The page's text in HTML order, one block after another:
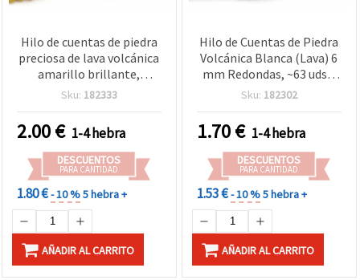
Hilo de cuentas de piedra
preciosa de lava volcánica
amarillo brillante,
redondas 8 mm, ~47 uds –
y creativa DIY
Sku: 182333
2.00€ 1-4 hebra
DESCUENTOS
PARA CANTIDAD
1.80 €- 10 %5 hebra +
AÑADIR AL CARRITO
Hilo de Cuentas de Piedra
Volcánica Blanca (Lava) 6
mm Redondas, ~63 uds –
Ideal para Bisutería y
Sku: 182302
1.70€ 1-4 hebra
DESCUENTOS
PARA CANTIDAD
1.53 €- 10 %5 hebra +
AÑADIR AL CARRITO